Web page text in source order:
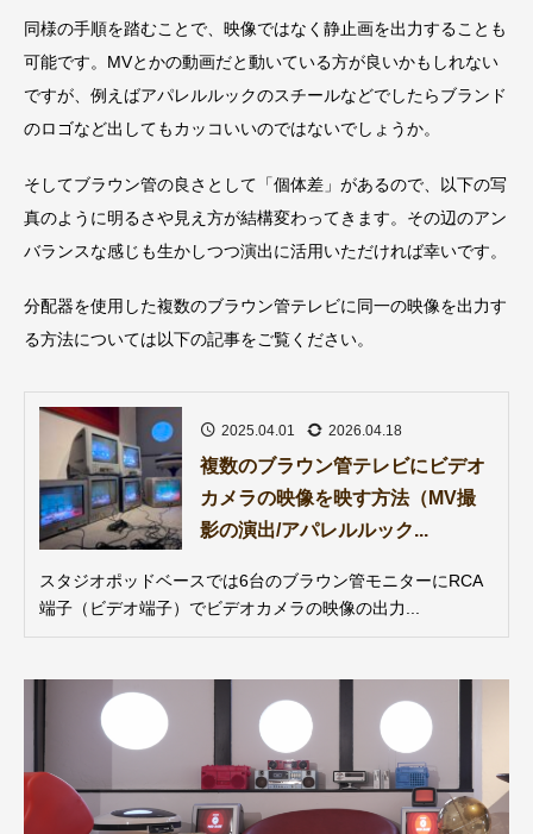
同様の手順を踏むことで、映像ではなく静止画を出力することも
可能です。MVとかの動画だと動いている方が良いかもしれない
ですが、例えばアパレルルックのスチールなどでしたらブランド
のロゴなど出してもカッコいいのではないでしょうか。
そしてブラウン管の良さとして「個体差」があるので、以下の写
真のように明るさや見え方が結構変わってきます。その辺のアン
バランスな感じも生かしつつ演出に活用いただければ幸いです。
分配器を使用した複数のブラウン管テレビに同一の映像を出力す
る方法については以下の記事をご覧ください。
2025.04.01 2026.04.18
複数のブラウン管テレビにビデオ
カメラの映像を映す方法（MV撮
影の演出/アパレルルック...
スタジオポッドベースでは6台のブラウン管モニターにRCA
端子（ビデオ端子）でビデオカメラの映像の出力...